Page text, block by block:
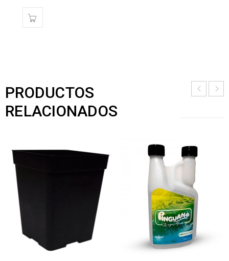
PRODUCTOS
RELACIONADOS